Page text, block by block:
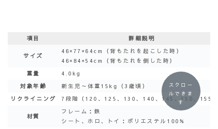
項目 詳細説明
サイズ
46×77×64cm（背もたれを起こした時）
46×84×54cm（背もたれを倒した時）
重量
4.0kg
対象年齢
新生児～体重15kg（3歳頃）
リクライニング
7段階（120、125、130、140、145、150、155°
材質
フレーム：鉄
シート、ホロ、トイ：ポリエステル100%
スクロー
ルできま
す